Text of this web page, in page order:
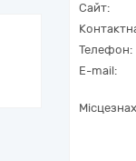
Сайт:
Телефон:
E-mail: